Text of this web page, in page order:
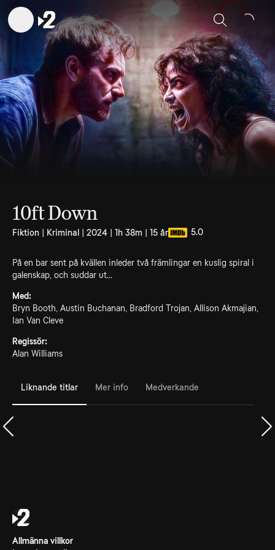
Sök
10ft Down
Fiktion | Kriminal | 2024 | 1h 38m | 15 år 5.0
På en bar sent på kvällen inleder två främlingar en kuslig spiral i
galenskap, och suddar ut...
Med:
Bryn Booth, Austin Buchanan, Bradford Trojan, Allison Akmajian,
Ian Van Cleve
Regissör:
Alan Williams
Liknande titlar Mer info Medverkande
Allmänna villkor